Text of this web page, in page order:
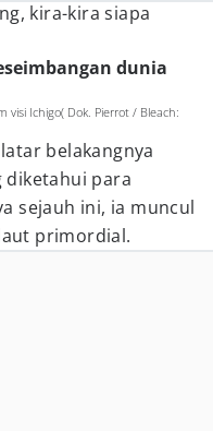
kira-kira siapa
dunia
visi Ichigo( Dok. Pierrot / Bleach:
belakangnya
diketahui para
sejauh ini, ia muncul
primordial.